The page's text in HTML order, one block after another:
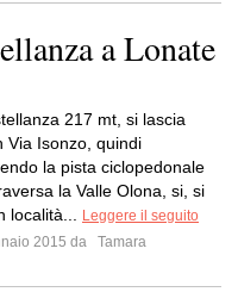
a Lonate
217 mt, si lascia
Via Isonzo, quindi
la pista ciclopedonale
la Valle Olona, si, si
località...
Leggere il seguito
2015 da
Tamara